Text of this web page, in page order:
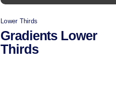
Lower Thirds
Gradients Lower
Thirds